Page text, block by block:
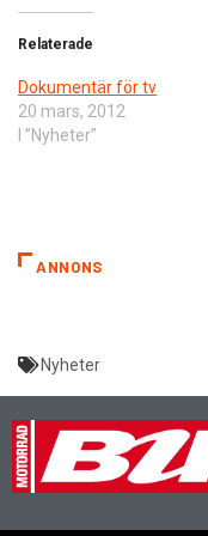
Relaterade
Dokumentär för tv
20 mars, 2012
I ”Nyheter”
ANNONS
Nyheter